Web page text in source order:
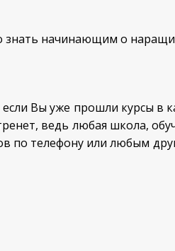
знать начинающим о
Вы уже прошли курсы в
ведь любая школа,
по телефону или любым